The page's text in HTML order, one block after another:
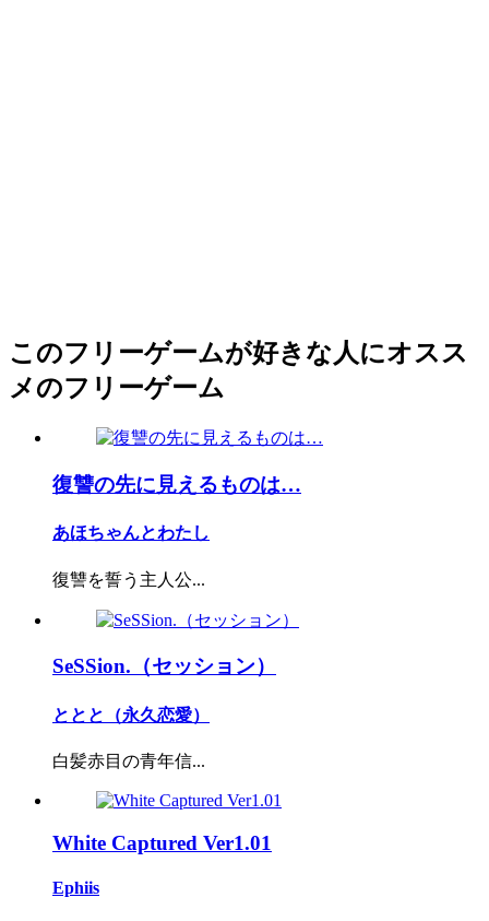
このフリーゲームが好きな人にオスス
メのフリーゲーム
復讐の先に見えるものは…
あほちゃんとわたし
復讐を誓う主人公...
SeSSion.（セッション）
ととと（永久恋愛）
白髪赤目の青年信...
White Captured Ver1.01
Ephiis